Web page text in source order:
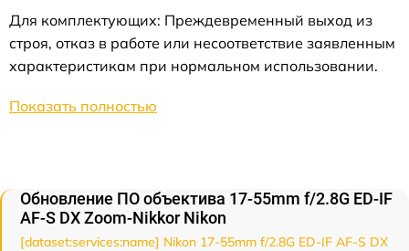
Для комплектующих: Преждевременный выход из
строя, отказ в работе или несоответствие заявленным
характеристикам при нормальном использовании.
Показать полностью
Обновление ПО объектива 17-55mm f/2.8G ED-IF
AF-S DX Zoom-Nikkor Nikon
[dataset:services:name] Nikon 17-55mm f/2.8G ED-IF AF-S DX